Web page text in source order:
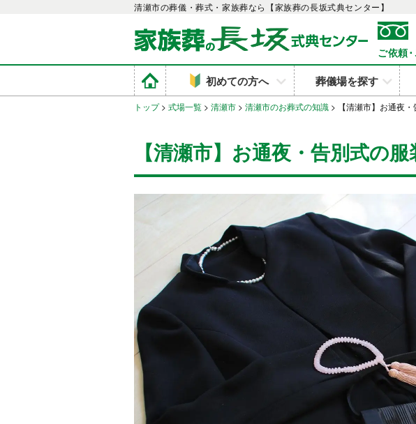
清瀬市の葬儀・葬式・家族葬なら【家族葬の長坂式典センター】
ご依頼
初めての方へ 葬儀場を探す
トップ > 式場一覧 > 清瀬市 > 清瀬市のお葬式の知識 > 【清瀬市】お通夜
【清瀬市】お通夜・告別式の